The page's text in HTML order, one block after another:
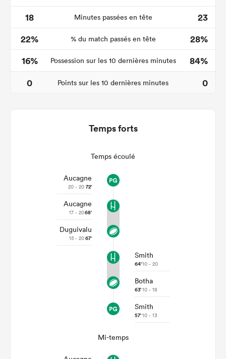
18
Minutes passées en tête
23
22%
% du match passés en tête
28%
16%
Possession sur les 10 dernières minutes
84%
0
Points sur les 10 dernières minutes 0
Temps forts
Temps écoulé
Aucagne
20 - 20 72'
Aucagne
17 - 2068'
Duguivalu
15 - 2067'
Smith
64'10 - 20
Botha
63'10 - 18
Smith
57'10 - 13
Mi-temps